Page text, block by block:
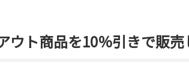
ウト商品を10％引きで販